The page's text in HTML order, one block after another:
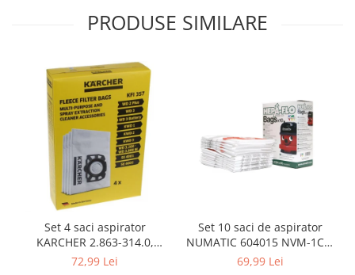
Igiena si ingrijire
Petshop
Accesorii animale de companie
Acvaristica
Castroane si adapatori animale
Igiena animale de companie
Mobila si transport animale de
companie
Zgarzi, lese si hamuri
PC, Periferice & Software
Componente PC
PRODUSE SIMILARE
Set 4 saci aspirator
KARCHER 2.863-314.0,
compatibil cu WD, KWD, SE
72,99 Lei
Set 10 saci de aspirator
NUMATIC 604015 NVM-1CH,
9L
69,99 Lei